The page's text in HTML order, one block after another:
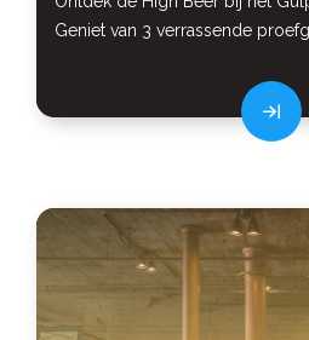
Geniet van 3 verrassende